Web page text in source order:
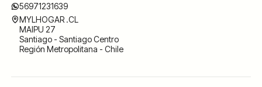
56971231639
MYLHOGAR .CL
MAIPU 27
Santiago - Santiago Centro
Región Metropolitana - Chile